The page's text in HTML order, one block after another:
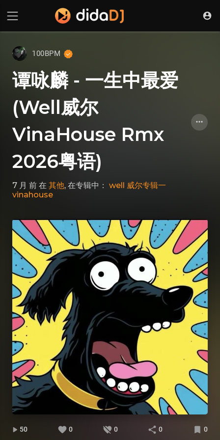
100BPM
谭咏麟 - 一生中最爱
(Well威尔
VinaHouse Rmx
2026粤语)
7 月 前 在 其他, 在专辑中： well 威尔专辑一
vinahouse
50 0 0 0 0